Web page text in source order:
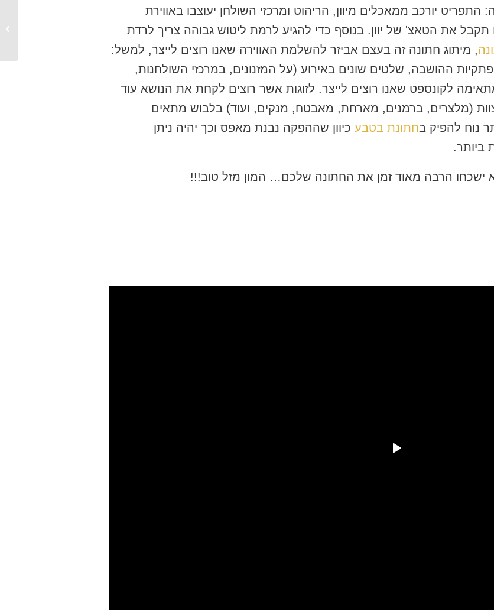
התפריט יורכב ממאכלים מיוון, הריהוט ומרכזי השולחן יעוצבו באווירת
את הטאצ' של יוון. בנוסף כדי להגיע לרמת ליטוש גבוהה צריך לרדת
, מיתוג חתונה זה בעצם אביזר להשלמת האווירה שאנו רוצים לייצר, למשל:
ההושבה, שלטים שונים באירוע (על המזנונים, במרכזי השולחנות,
לקונספט שאנו רוצים לייצר. לזוגות אשר רוצים לקחת את הנושא עוד
(מלצרים, ברמנים, מארחת, מאבטח, מנקים, ועוד) בלבוש מתאים
נוח להפיק בחתונת בטבע כיוון שההפקה נבנת מאפס וכך יהיה ניתן
ביותר.
ישכחו הרבה מאוד זמן את החתונה שלכם… המון מזל טוב!!!